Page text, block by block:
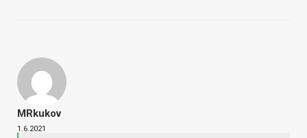
MRkukov
1.6.2021